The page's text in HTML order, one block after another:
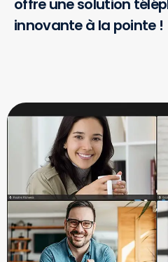
offre une solution
innovante à la pointe !